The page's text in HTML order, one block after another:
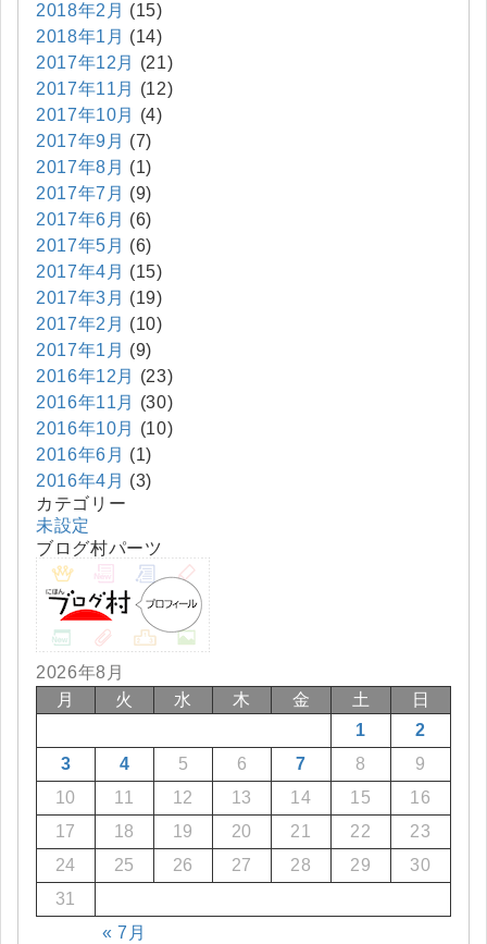
2018年2月 (15)
2018年1月 (14)
2017年12月
(21)
2017年11月
(12)
2017年10月
(4)
2017年9月 (7)
2017年8月 (1)
2017年7月 (9)
2017年6月 (6)
2017年5月 (6)
2017年4月 (15)
2017年3月 (19)
2017年2月 (10)
2017年1月 (9)
2016年12月
(23)
2016年11月
(30)
2016年10月
(10)
2016年6月 (1)
2016年4月 (3)
カテゴリー
未設定
ブログ村パーツ
2026年8月
月
火 水 木 金 土 日
« 7月
1
2
3
4 5 6 7 8
9
10
11 12 13 14 15
16
17
18 19 20 21 22
23
24
25 26 27 28 29
30
31